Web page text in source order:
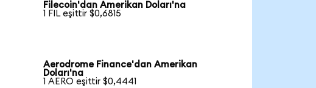
Filecoin'dan Amerikan Doları'na
1 FIL eşittir $0,6815
Aerodrome Finance'dan Amerikan
Doları'na
1 AERO eşittir $0,4441